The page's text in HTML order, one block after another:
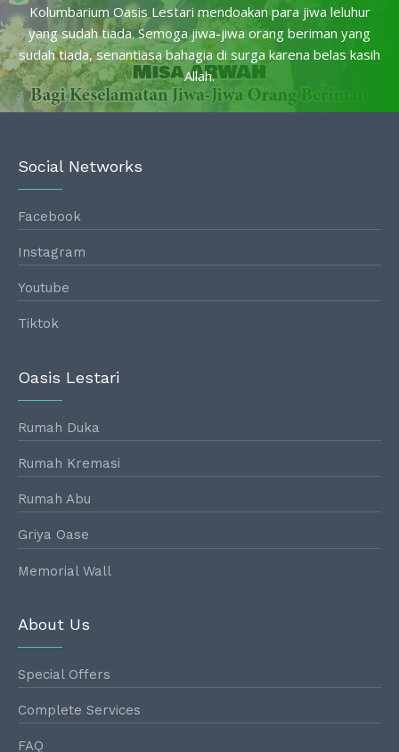
Kolumbarium Oasis Lestari mendoakan para jiwa leluhur
yang sudah tiada. Semoga jiwa-jiwa orang beriman yang
sudah tiada, senantiasa bahagia di surga karena belas kasih
Allah.
Social Networks
Facebook
Instagram
Youtube
Tiktok
Oasis Lestari
Rumah Duka
Rumah Kremasi
Rumah Abu
Griya Oase
Memorial Wall
About Us
Special Offers
Complete Services
FAQ